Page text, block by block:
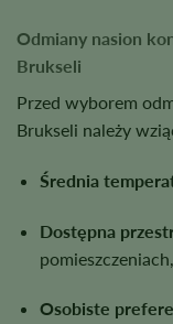
Odmiany nasion
Brukseli
Przed wyborem
Brukseli należy
Średnia
Dostępna
Osobiste